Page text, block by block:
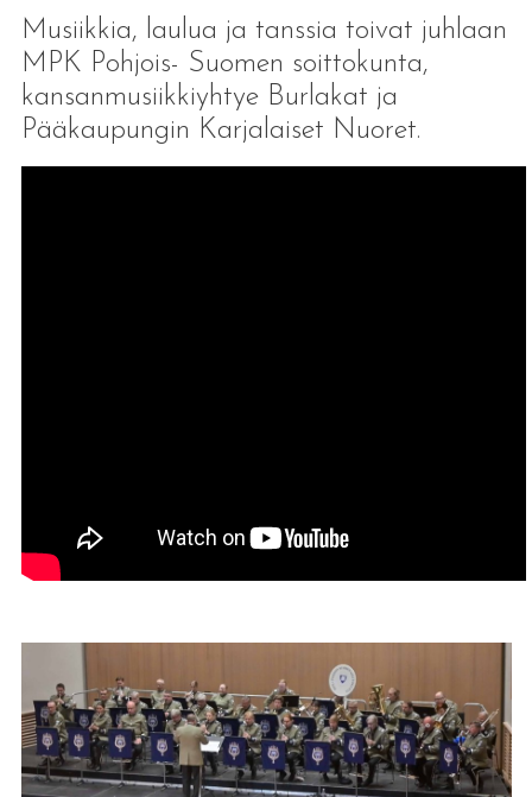
Musiikkia, laulua ja tanssia toivat juhlaan
MPK Pohjois- Suomen soittokunta,
kansanmusiikkiyhtye Burlakat ja
Pääkaupungin Karjalaiset Nuoret.